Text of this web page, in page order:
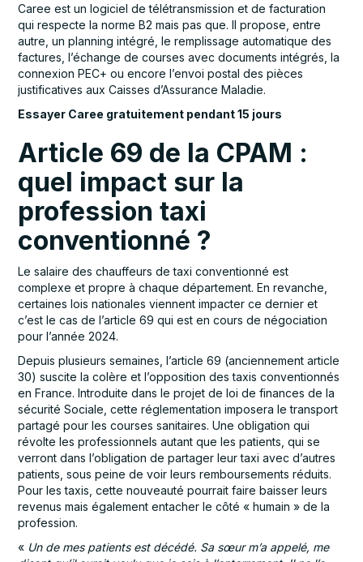
Caree est un logiciel de télétransmission et de facturation
qui respecte la norme B2 mais pas que. Il propose, entre
autre, un planning intégré, le remplissage automatique des
factures, l’échange de courses avec documents intégrés, la
connexion PEC+ ou encore l’envoi postal des pièces
justificatives aux Caisses d’Assurance Maladie.
Essayer Caree gratuitement pendant 15 jours
Article 69 de la CPAM :
quel impact sur la
profession taxi
conventionné ?
Le salaire des chauffeurs de taxi conventionné est
complexe et propre à chaque département. En revanche,
certaines lois nationales viennent impacter ce dernier et
c’est le cas de l’article 69 qui est en cours de négociation
pour l’année 2024.
Depuis plusieurs semaines, l’article 69 (anciennement article
30) suscite la colère et l’opposition des taxis conventionnés
en France. Introduite dans le projet de loi de finances de la
sécurité Sociale, cette réglementation imposera le transport
partagé pour les courses sanitaires. Une obligation qui
révolte les professionnels autant que les patients, qui se
verront dans l’obligation de partager leur taxi avec d’autres
patients, sous peine de voir leurs remboursements réduits.
Pour les taxis, cette nouveauté pourrait faire baisser leurs
revenus mais également entacher le côté « humain » de la
profession.
« Un de mes patients est décédé. Sa sœur m’a appelé, me